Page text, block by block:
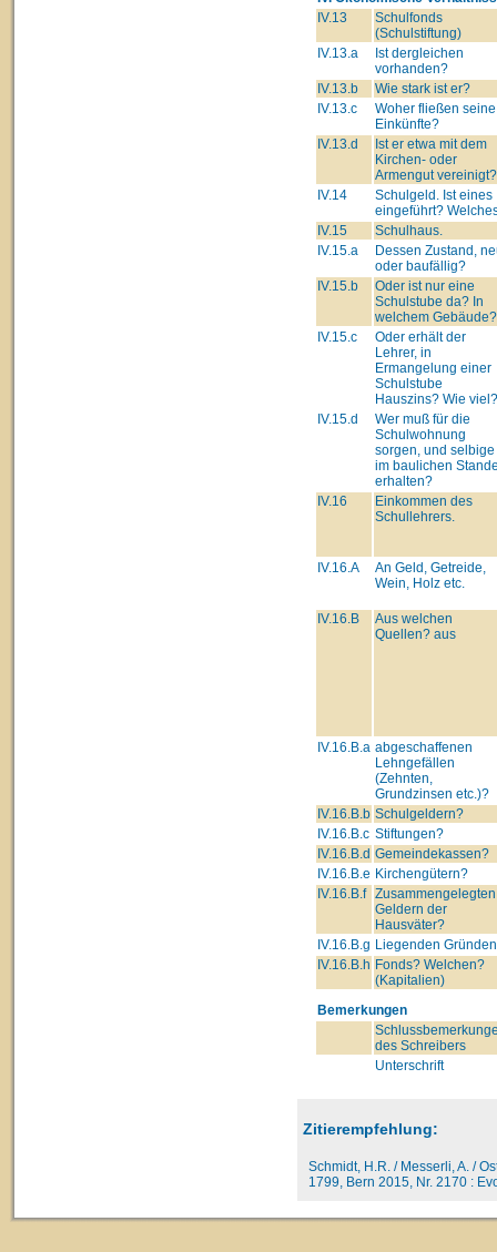
IV.13
Schulfonds
(Schulstiftung)
IV.13.a
Ist dergleichen
vorhanden?
IV.13.b
Wie stark ist er?
IV.13.c
Woher fließen seine
Einkünfte?
IV.13.d
Ist er etwa mit dem
Kirchen- oder
Armengut vereinigt?
IV.14
Schulgeld. Ist eines
eingeführt?
IV.15
Schulhaus.
IV.15.a
Dessen Zustand,
oder baufällig?
IV.15.b
Oder ist nur eine
Schulstube da? In
welchem Gebäude?
IV.15.c
Oder erhält der
Lehrer, in
Ermangelung einer
Schulstube
Hauszins? Wie viel?
IV.15.d
Wer muß für die
Schulwohnung
sorgen, und selbige
im baulichen
erhalten?
IV.16
Einkommen des
Schullehrers.
IV.16.A
An Geld, Getreide,
Wein, Holz etc.
IV.16.B
Aus welchen
Quellen? aus
IV.16.B.a abgeschaffenen
Lehngefällen
(Zehnten,
Grundzinsen etc.)?
IV.16.B.b Schulgeldern?
IV.16.B.c Stiftungen?
IV.16.B.d Gemeindekassen?
IV.16.B.e Kirchengütern?
IV.16.B.f Zusammengelegten
Geldern der
Hausväter?
IV.16.B.g Liegenden
IV.16.B.h Fonds? Welchen?
(Kapitalien)
Bemerkungen
des Schreibers
Unterschrift
Zitierempfehlung:
Schmidt, H.R. / Messerli, A. /
1799, Bern 2015, Nr. 2170 :